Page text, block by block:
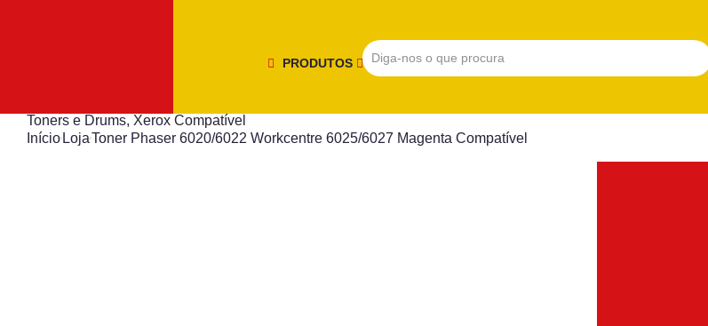
PRODUTOS
Toners e Drums, Xerox Compatível
Início LojaToner Phaser 6020/6022 Workcentre 6025/6027 Magenta Compatível